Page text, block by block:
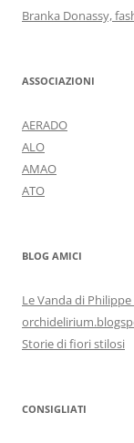
Branka Donassy,
ASSOCIAZIONI
AERADO
ALO
AMAO
ATO
BLOG AMICI
Le Vanda di
Storie di fiori stilosi
CONSIGLIATI